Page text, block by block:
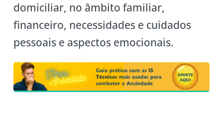
domiciliar, no âmbito familiar,
financeiro, necessidades e cuidados
pessoais e aspectos emocionais.